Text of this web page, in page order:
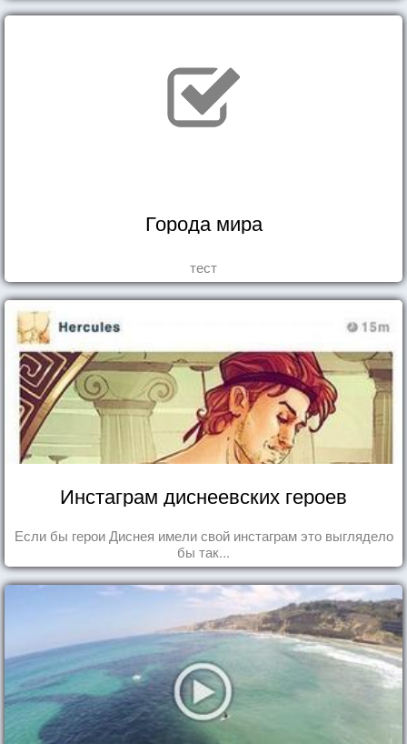
Города мира
тест
Инстаграм диснеевских героев
Если бы герои Диснея имели свой инстаграм это выглядело
бы так...